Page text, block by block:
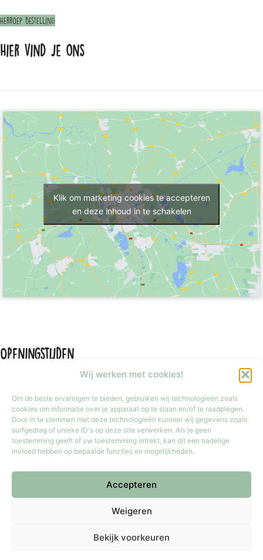
Wij werken met cookies!
Om de beste ervaringen te bieden, gebruiken wij technologieën zoals
cookies om informatie over je apparaat op te slaan en/of te raadplegen.
Door in te stemmen met deze technologieën kunnen wij gegevens zoals
surfgedrag of unieke ID's op deze site verwerken. Als je geen
toestemming geeft of uw toestemming intrekt, kan dit een nadelige
invloed hebben op bepaalde functies en mogelijkheden.
Accepteren
Weigeren
Bekijk voorkeuren
Herroep bestelling
Hier vind je ons
Klik om marketing cookies te accepteren
en deze inhoud in te schakelen
Openingstijden
Maandag
Gesloten
Dinsdag t/m vrijdag
9:30 tot 17:30
9:30 tot 17:00
Zondag
Iedere laatste zondag van de maand van 12:00 tot 17:00 geopend.
Copyright © 2026 Meester Mokka - Kinderboekenwinkel
Gemaakt doorThuis in computers